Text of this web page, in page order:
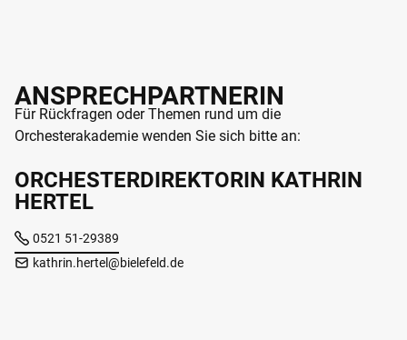
ANSPRECHPARTNERIN
Für Rückfragen oder Themen rund um die
Orchesterakademie wenden Sie sich bitte an:
ORCHESTERDIREKTORIN KATHRIN
HERTEL
0521 51-29389
kathrin.hertel@bielefeld.de